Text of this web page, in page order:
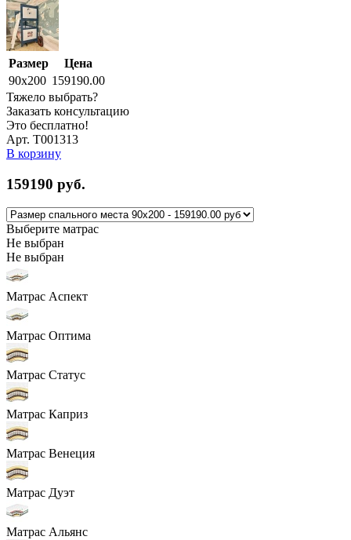
Размер
Цена
90x200 159190.00
Тяжело выбрать?
Заказать консультацию
Это бесплатно!
Арт. Т001313
В корзину
159190 руб.
Выберите матрас
Не выбран
Не выбран
Матрас Аспект
Матрас Оптима
Матрас Статус
Матрас Каприз
Матрас Венеция
Матрас Дуэт
Матрас Альянс